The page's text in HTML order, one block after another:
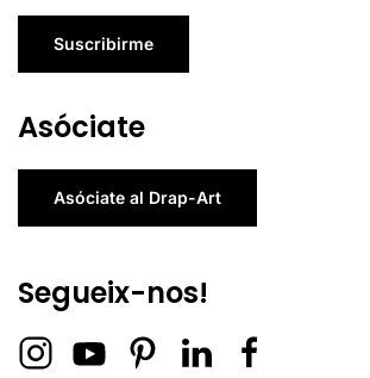
Suscribirme
Asóciate
Asóciate al Drap-Art
Segueix-nos!